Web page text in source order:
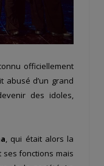
officiellement
abusé d’un grand
des idoles,
, qui était alors la
ses fonctions mais